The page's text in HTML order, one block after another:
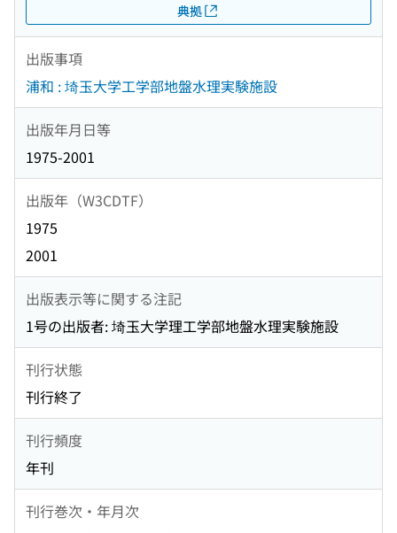
典拠
出版事項
浦和 : 埼玉大学工学部地盤水理実験施設
出版年月日等
1975-2001
出版年（W3CDTF）
1975
2001
出版表示等に関する注記
1号の出版者: 埼玉大学理工学部地盤水理実験施設
刊行状態
刊行終了
刊行頻度
年刊
刊行巻次・年月次